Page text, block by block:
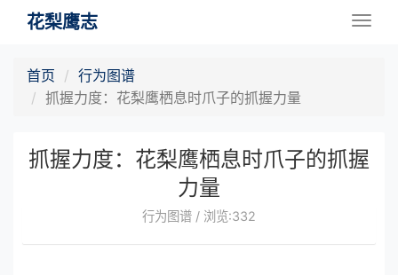
花梨鹰志
首页
行为图谱
抓握力度：花梨鹰栖息时爪子的抓握力量
抓握力度：花梨鹰栖息时爪子的抓握
力量
行为图谱 / 浏览:332